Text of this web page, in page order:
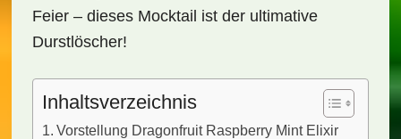
Feier – dieses Mocktail ist der ultimative
Durstlöscher!
Inhaltsverzeichnis
Vorstellung Dragonfruit Raspberry Mint Elixir